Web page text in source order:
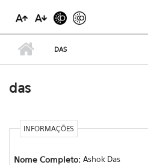
DAS
das
INFORMAÇÕES
Nome Completo: Ashok Das